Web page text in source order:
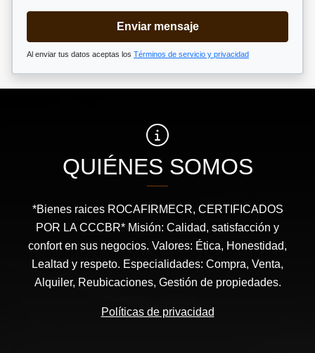
Enviar mensaje
Al enviar tus datos aceptas los Términos de servicio y privacidad
QUIÉNES SOMOS
*Bienes raices ROCAFIRMECR, CERTIFICADOS
POR LA CCCBR* Misión: Calidad, satisfacción y
confort en sus negocios. Valores: Ética, Honestidad,
Lealtad y respeto. Especialidades: Compra, Venta,
Alquiler, Reubicaciones, Gestión de propiedades.
Políticas de privacidad